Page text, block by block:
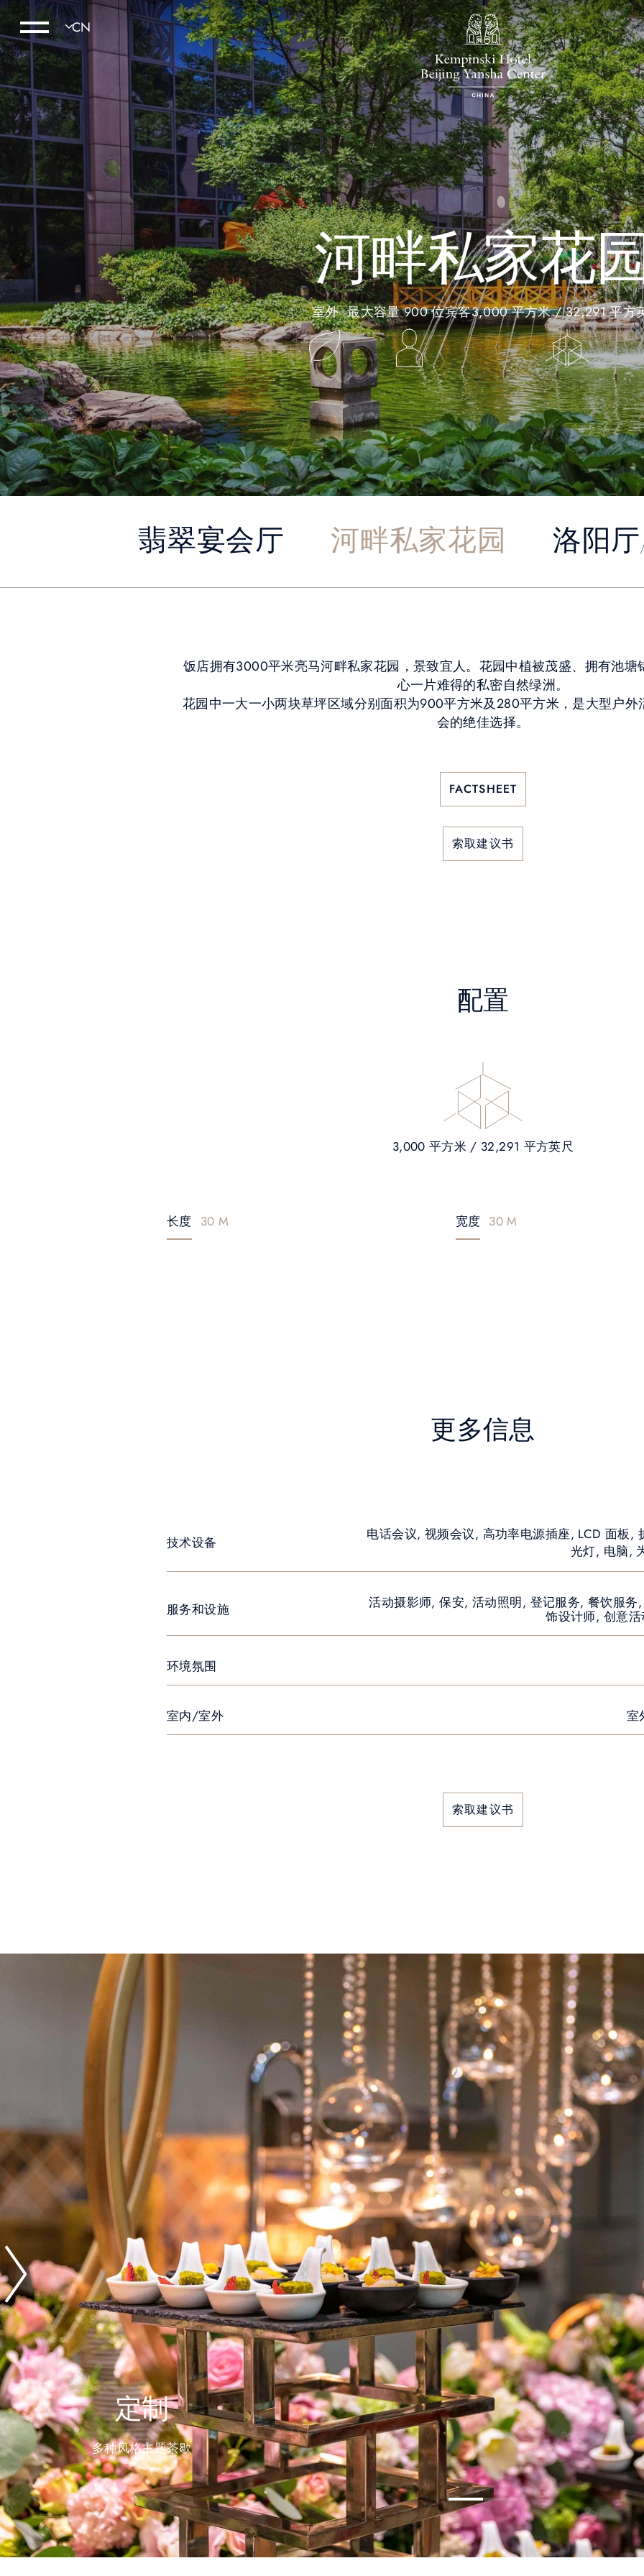
河畔私家花
室外 最大容量 900 位宾客3,000 平方米 / 32,291 平方
翡翠宴会厅 河畔私家花园 洛阳
饭店拥有3000平米亮马河畔私家花园，景致宜人。花园中植被茂盛、拥有池塘
心一片难得的私密自然绿洲。
花园中一大一小两块草坪区域分别面积为900平方米及280平方米，是大型户外
会的绝佳选择。
FACTSHEET
索取建议书
配置
3,000 平方米 / 32,291 平方英尺
长度 30 M 宽度 30 M
更多信息
技术设备
电话会议, 视频会议, 高功率电源插座, LCD 面板,
光灯, 电脑,
服务和设施
活动摄影师, 保安, 活动照明, 登记服务, 餐饮服
饰设计师, 创意
环境氛围
室内/室外 室
索取建议书
定制
多种风格主题茶歇